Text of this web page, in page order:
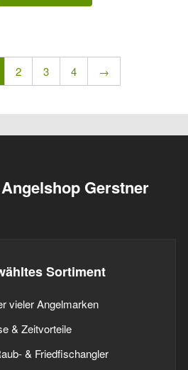
2 3 4 →
Gerstner
Sortiment
vieler Angelmarken
& Zeitvorteile
& Friedfischangler